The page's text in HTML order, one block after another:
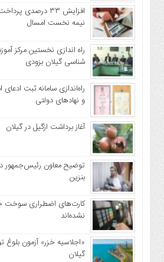
افزایش ۳۳ درصدی
نیمه نخست امسال
راه اندازی نخستین مرکز
شناسی گیلان بزودی
راه‌اندازی سامانه ثبت
و نهاد‌های دولتی
آغاز برداشت ازگیل در گیلان
توضیح معاون رئیس‌جمهور
بنزین
کارت‌های اضطراری سوخت
نشده‌اند
«اجلاسیه خزر» آزمون بلوغ
گیلان